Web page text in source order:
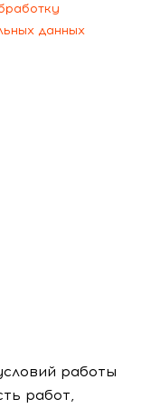
данных
работы
работ,